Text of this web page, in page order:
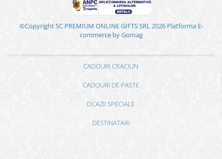
©Copyright SC PREMIUM ONLINE GIFTS SRL 2026 Platforma E-
commerce by Gomag
CADOURI CRACIUN
CADOURI DE PASTE
OCAZII SPECIALE
DESTINATARI